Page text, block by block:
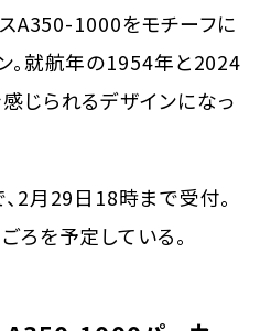
A350-1000をモチーフに
。就航年の1954年と2024
じられるデザインになっ
2月29日18時まで受付。
を予定している。